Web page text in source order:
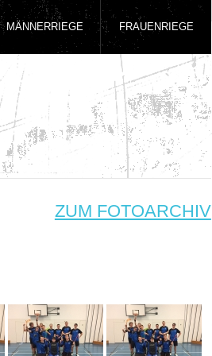
MÄNNERRIEGE FRAUENRIEGE
ZUM FOTOARCHIV